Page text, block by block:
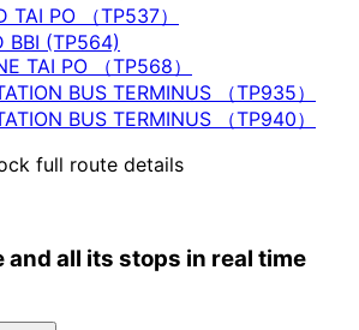
TAI PO （TP537）
BBI (TP564)
TAI PO （TP568）
BUS TERMINUS （TP935）
BUS TERMINUS （TP940）
full route details
all its stops in real time